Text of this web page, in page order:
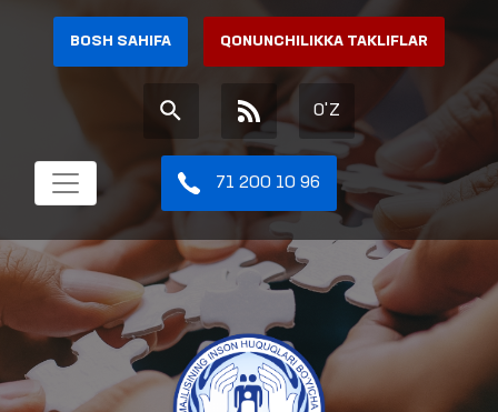
BOSH SAHIFA QONUNCHILIKKA TAKLIFLAR
O'Z
71 200 10 96